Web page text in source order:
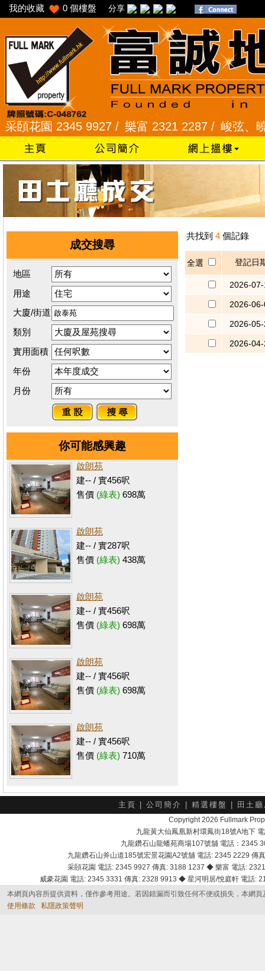
我的收藏 0 個樓盤 分享
花園 2345 9927 /樂富 2321 2287 /峻弦、曉暉
成交搜尋
地區
用途
大廈/街道
類別
實用面積
年份
月份
你可能感興趣
啟朗苑
建-- / 實456呎
售價 (綠表) 698萬
啟朗苑
建-- / 實287呎
售價 (綠表) 438萬
啟朗苑
建-- / 實456呎
售價 (綠表) 698萬
啟朗苑
建-- / 實456呎
售價 (綠表) 698萬
啟朗苑
建-- / 實456呎
售價 (綠表) 710萬
共找到 4 個記錄
全選 登記日
2026-
2026-
2026-
2026-
主頁 公司簡介 精選樓盤 田土
Copyright 2026 Fullmark
九龍黃大仙鳳凰新村環鳳街18號A地下
九龍鑽石山龍蟠苑商場107號舖 電話：2345
九龍鑽石山斧山道185號宏景花園A2號舖 電話: 2345 2229
采頣花園 電話: 2345 9927 傳真: 3188 1237 ◆ 樂富 電話:
威豪花園 電話: 2345 3331 傳真: 2328 9913 ◆ 星河明居/悅庭軒 電話
本網頁內容所提供資料，僅作參考用途。若因錯漏而引致任何不便或損失，本網
使用條款
私隱政策聲明